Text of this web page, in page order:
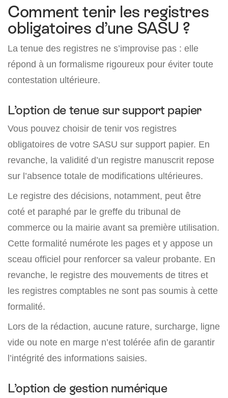
Comment tenir les registres
obligatoires d’une SASU ?
La tenue des registres ne s’improvise pas : elle
répond à un formalisme rigoureux pour éviter toute
contestation ultérieure.
L’option de tenue sur support papier
Vous pouvez choisir de tenir vos registres
obligatoires de votre SASU sur support papier. En
revanche, la validité d’un registre manuscrit repose
sur l’absence totale de modifications ultérieures.
Le registre des décisions, notamment, peut être
coté et paraphé par le greffe du tribunal de
commerce ou la mairie avant sa première utilisation.
Cette formalité numérote les pages et y appose un
sceau officiel pour renforcer sa valeur probante. En
revanche, le registre des mouvements de titres et
les registres comptables ne sont pas soumis à cette
formalité.
Lors de la rédaction, aucune rature, surcharge, ligne
vide ou note en marge n’est tolérée afin de garantir
l’intégrité des informations saisies.
L’option de gestion numérique